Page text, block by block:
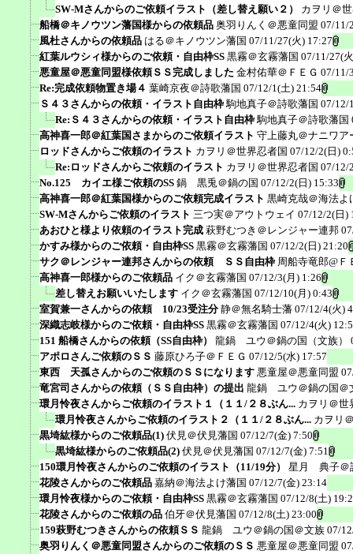
SW-Mさんからのご依頼イラスト（差し替え願い２）
カヲリ＠
船橋＠キノウツン藩国様からの依頼品 奥羽りんく＠悪童同盟 07/11/
風杜さんからの依頼品 はる＠キノウツン藩国 07/11/27(火) 17:27
紅葉ルウシィ様からのご依頼・自由枠SS 黒霧＠玄霧藩国 07/11/27(
悪童屋＠悪童同盟様依頼ＳＳ完成しました 金村佑華＠ＦＥＧ 07/11/
Re:完成依頼物置き場４ 葉崎京夜＠詩歌藩国 07/12/1(土) 21:54
Ｓ４３さんからの依頼・イラスト自由枠 駒地真子＠詩歌藩国 07/12/
Re:Ｓ４３さんからの依頼・イラスト自由枠 駒地真子＠詩歌藩国
高神喜一郎＠紅葉国さまからのご依頼イラスト 守上藤丸＠ナニワア
ロッドさんからご依頼のイラスト カヲリ＠世界忍者国 07/12/2(日)
Re:ロッドさんからご依頼のイラスト カヲリ＠世界忍者国 07/12/
No.125 カイエ様ご依頼のSS 鍋 黒兎＠鍋の国 07/12/2(日) 15:33
高神喜一郎＠紅葉国様からのご依頼完成イラスト 黒崎克哉＠海法よ
SW-Mさんからご依頼のイラスト 三つ実＠アウトウェイ 07/12/2(日)
あおひと様より依頼のイラスト完成 萩野むつき＠レンジャー連邦
かすみ様からのご依頼・自由枠SS 黒霧＠玄霧藩国 07/12/2(日) 21:20
サク＠レンジャー連邦さんからの依頼 ＳＳ自由枠 周船寺竜郎@Ｆ
高神喜一郎様からのご依頼品 イク＠玄霧藩国 07/12/3(月) 1:26
差し替えお願いいたします イク＠玄霧藩国 07/12/10(月) 0:43
室賀兼一さんからの依頼 10/23受注分 静＠無名騎士藩 07/12/4(火)
深織志岐様からのご依頼・自由枠SS 黒霧＠玄霧藩国 07/12/4(火)
151 船橋さんからの依頼（SS自由枠）
龍鍋 ユウ＠鍋の国（文族）
アポロさんご依頼のＳＳ 藤原ひろ子＠ＦＥＧ 07/12/5(水) 17:57
東西 天孤さんからのご依頼のＳＳになります 悪童屋＠悪童同盟
竜宮司さんからの依頼（ＳＳ自由枠）の提出 龍鍋 ユウ＠鍋の国＠
環月怜夜さんからご依頼のイラスト１（１１/２８ぶん... カヲリ＠世
環月怜夜さんからご依頼のイラスト２（１１/２８ぶん... カヲリ
黒埼紘様からのご依頼品(1) 伏見＠伏見藩国 07/12/7(金) 7:50
黒埼紘様からのご依頼品(2) 伏見＠伏見藩国 07/12/7(金) 7:51
150環月怜夜さんからのご依頼のイラスト（11/19分）
星月 典子＠
花陵さんからのご依頼品 嘉納＠海法よけ藩国 07/12/7(金) 23:14
環月怜夜様からのご依頼・自由枠SS 黒霧＠玄霧藩国 07/12/8(土)
花陵さんからのご依頼の品 伯牙＠伏見藩国 07/12/8(土) 23:00
159萩野むつきさんからの依頼ＳＳ 龍鍋 ユウ＠鍋の国＠文族 07/
奥羽りんく＠悪童同盟さんからのご依頼のＳＳ 悪童屋＠悪童同盟